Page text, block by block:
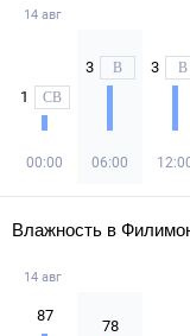
14 авг
1 СВ
00:00
3 В
06:00
3 В
Влажность в
14 авг
87
78